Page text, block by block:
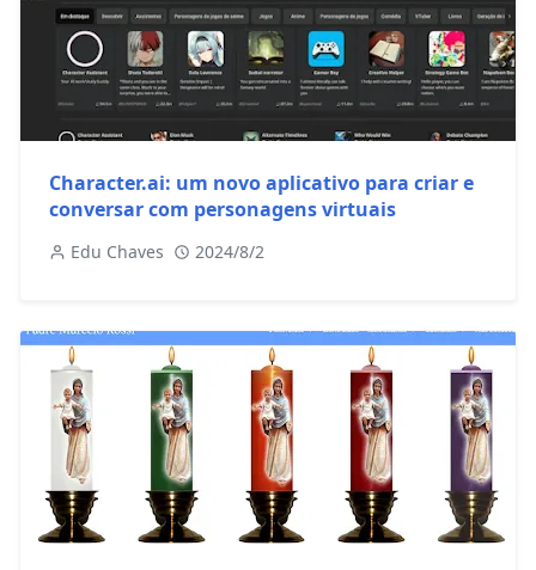
Character.ai: um novo aplicativo para criar e
conversar com personagens virtuais
Edu Chaves 2024/8/2